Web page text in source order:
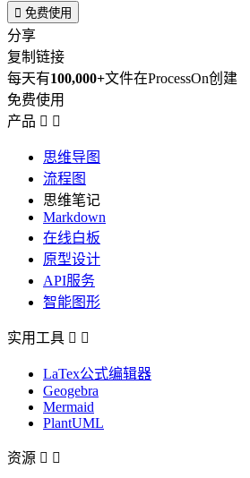
 免费使用
分享
复制链接
每天有100,000+文件在ProcessOn创建
免费使用
产品  
思维导图
流程图
思维笔记
Markdown
在线白板
原型设计
API服务
智能图形
实用工具  
LaTex公式编辑器
Geogebra
Mermaid
PlantUML
资源  